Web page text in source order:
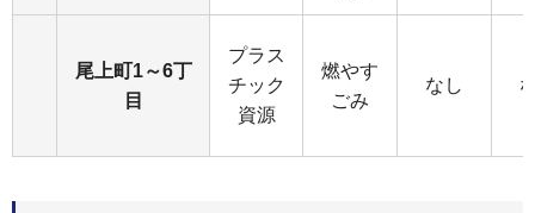
尾上町1～6丁
目
プラス
チック
資源
燃やす
ごみ
なし